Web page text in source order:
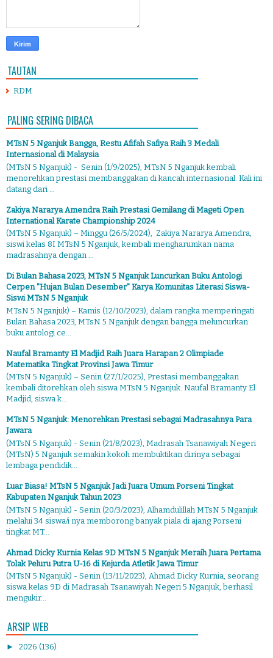
TAUTAN
RDM
PALING SERING DIBACA
MTsN 5 Nganjuk Bangga, Restu Afifah Safiya Raih 3 Medali
Internasional di Malaysia
(MTsN 5 Nganjuk) - Senin (1/9/2025), MTsN 5 Nganjuk kembali
menorehkan prestasi membanggakan di kancah internasional. Kali ini
datang dari ...
Zakiya Nararya Amendra Raih Prestasi Gemilang di Mageti Open
International Karate Championship 2024
(MTsN 5 Nganjuk) – Minggu (26/5/2024), Zakiya Nararya Amendra,
siswi kelas 8I MTsN 5 Nganjuk, kembali mengharumkan nama
madrasahnya dengan ...
Di Bulan Bahasa 2023, MTsN 5 Nganjuk Luncurkan Buku Antologi
Cerpen "Hujan Bulan Desember" Karya Komunitas Literasi Siswa-
Siswi MTsN 5 Nganjuk
MTsN 5 Nganjuk) – Kamis (12/10/2023), dalam rangka memperingati
Bulan Bahasa 2023, MTsN 5 Nganjuk dengan bangga meluncurkan
buku antologi ce...
Naufal Bramanty El Madjid Raih Juara Harapan 2 Olimpiade
Matematika Tingkat Provinsi Jawa Timur
(MTsN 5 Nganjuk) – Senin (27/1/2025), Prestasi membanggakan
kembali ditorehkan oleh siswa MTsN 5 Nganjuk. Naufal Bramanty El
Madjid, siswa k...
MTsN 5 Nganjuk: Menorehkan Prestasi sebagai Madrasahnya Para
Jawara
(MTsN 5 Nganjuk) - Senin (21/8/2023), Madrasah Tsanawiyah Negeri
(MTsN) 5 Nganjuk semakin kokoh membuktikan dirinya sebagai
lembaga pendidik...
Luar Biasa! MTsN 5 Nganjuk Jadi Juara Umum Porseni Tingkat
Kabupaten Nganjuk Tahun 2023
(MTsN 5 Nganjuk) - Senin (20/3/2023), Alhamdulillah MTsN 5 Nganjuk
melalui 34 siswa/i nya memborong banyak piala di ajang Porseni
tingkat MT...
Ahmad Dicky Kurnia Kelas 9D MTsN 5 Nganjuk Meraih Juara Pertama
Tolak Peluru Putra U-16 di Kejurda Atletik Jawa Timur
(MTsN 5 Nganjuk) - Senin (13/11/2023), Ahmad Dicky Kurnia, seorang
siswa kelas 9D di Madrasah Tsanawiyah Negeri 5 Nganjuk, berhasil
mengukir...
ARSIP WEB
► 2026 (136)